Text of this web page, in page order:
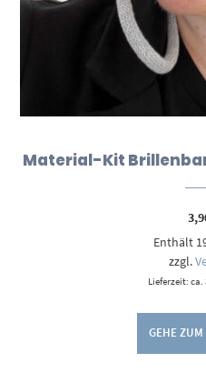
Material-Kit
Enthält
zzgl.
Lieferzeit: ca.
GEHE